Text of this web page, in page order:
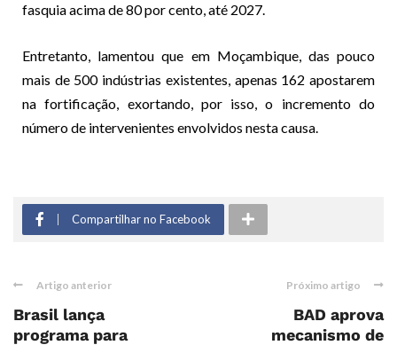
fasquia acima de 80 por cento, até 2027.
Entretanto, lamentou que em Moçambique, das pouco
mais de 500 indústrias existentes, apenas 162 apostarem
na fortificação, exortando, por isso, o incremento do
número de intervenientes envolvidos nesta causa.
Compartilhar no Facebook
Artigo anterior
Brasil lança
programa para
Próximo artigo
BAD aprova
mecanismo de